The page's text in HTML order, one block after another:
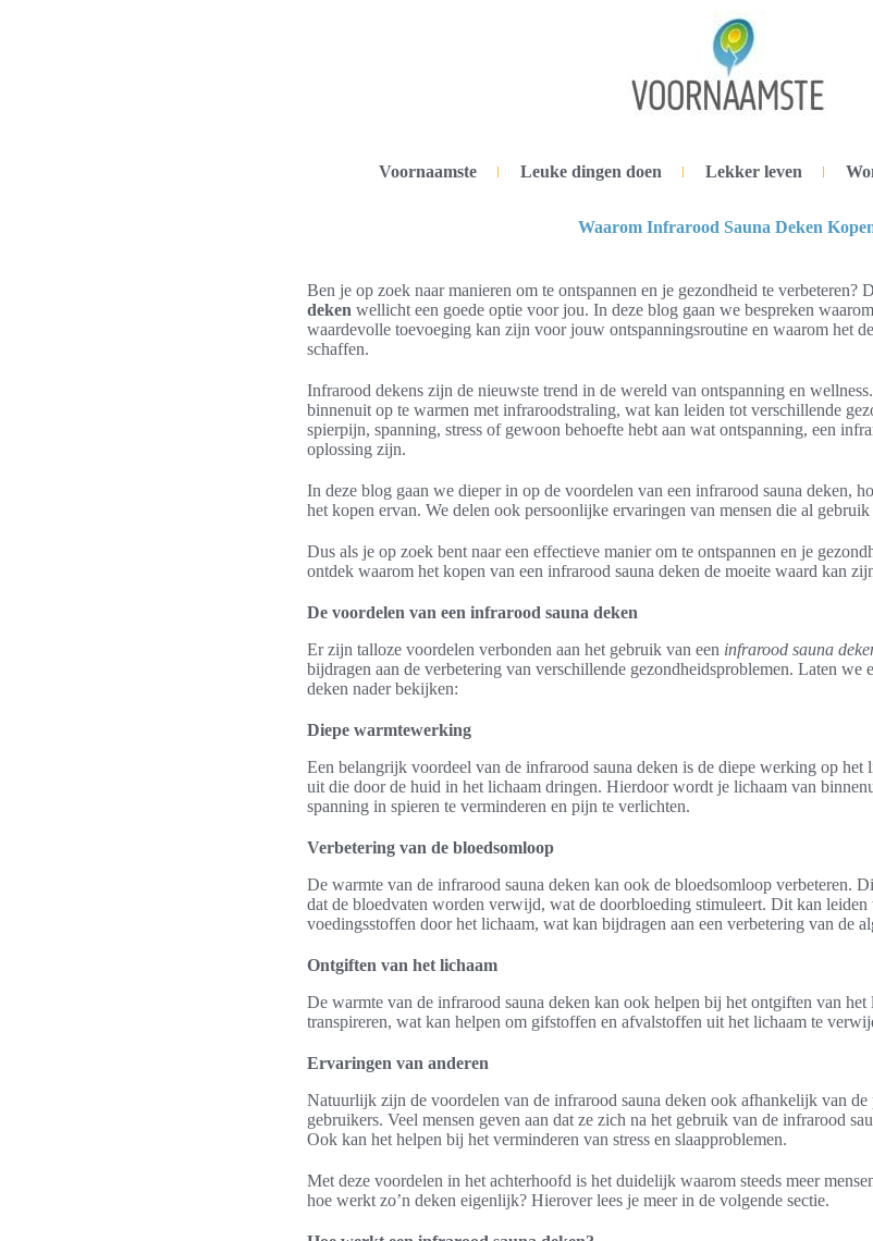
Voornaamste Leuke dingen doen Lekker leven
Waarom Infrarood Sauna Deken
Ben je op zoek naar manieren om te ontspannen en je gezondheid te verbeteren?
deken wellicht een goede optie voor jou. In deze blog gaan we bespreken
waardevolle toevoeging kan zijn voor jouw ontspanningsroutine en waarom het
schaffen.
Infrarood dekens zijn de nieuwste trend in de wereld van ontspanning en
binnenuit op te warmen met infraroodstraling, wat kan leiden tot verschillende
spierpijn, spanning, stress of gewoon behoefte hebt aan wat ontspanning, een
oplossing zijn.
In deze blog gaan we dieper in op de voordelen van een infrarood sauna deken,
het kopen ervan. We delen ook persoonlijke ervaringen van mensen die al
Dus als je op zoek bent naar een effectieve manier om te ontspannen en je
ontdek waarom het kopen van een infrarood sauna deken de moeite waard kan
De voordelen van een infrarood sauna deken
Er zijn talloze voordelen verbonden aan het gebruik van een infrarood sauna
bijdragen aan de verbetering van verschillende gezondheidsproblemen. Laten we
deken nader bekijken:
Diepe warmtewerking
Een belangrijk voordeel van de infrarood sauna deken is de diepe werking op het
uit die door de huid in het lichaam dringen. Hierdoor wordt je lichaam van
spanning in spieren te verminderen en pijn te verlichten.
Verbetering van de bloedsomloop
De warmte van de infrarood sauna deken kan ook de bloedsomloop verbeteren.
dat de bloedvaten worden verwijd, wat de doorbloeding stimuleert. Dit kan leiden
voedingsstoffen door het lichaam, wat kan bijdragen aan een verbetering van de
Ontgiften van het lichaam
De warmte van de infrarood sauna deken kan ook helpen bij het ontgiften van
transpireren, wat kan helpen om gifstoffen en afvalstoffen uit het lichaam te
Ervaringen van anderen
Natuurlijk zijn de voordelen van de infrarood sauna deken ook afhankelijk van
gebruikers. Veel mensen geven aan dat ze zich na het gebruik van de infrarood
Ook kan het helpen bij het verminderen van stress en slaapproblemen.
Met deze voordelen in het achterhoofd is het duidelijk waarom steeds meer
hoe werkt zo’n deken eigenlijk? Hierover lees je meer in de volgende sectie.